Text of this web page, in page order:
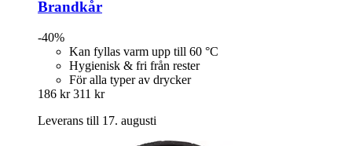
Brandkår
-40%
Kan fyllas varm upp till 60 °C
Hygienisk & fri från rester
För alla typer av drycker
186 kr 311 kr
Leverans till 17. augusti